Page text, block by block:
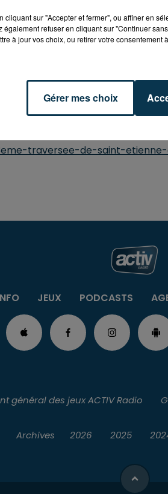
le dimanche 14 mai.
l'après midi, pique-nique
roues.
traversee-de-saint-
JEUX PODCASTS
général des jeux ACTIV Radio
Archives 2026 2025
cliquant sur "Accepter et fermer", ou affiner en
également refuser en cliquant sur "Continuer
à jour vos choix, ou retirer votre
Gérer mes choix